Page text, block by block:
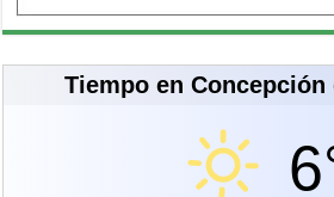
Tiempo en Concepción